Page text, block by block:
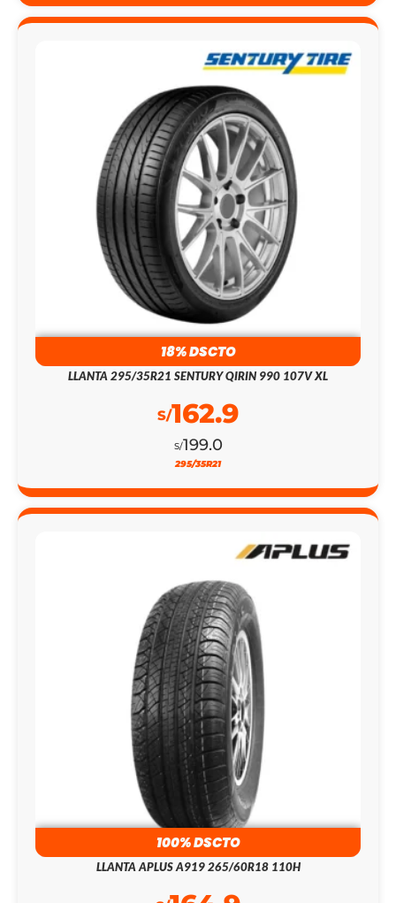
18% DSCTO
LLANTA 295/35R21 SENTURY QIRIN 990 107V XL
S/199.0
S/162.9
295/35R21
100% DSCTO
LLANTA APLUS A919 265/60R18 110H